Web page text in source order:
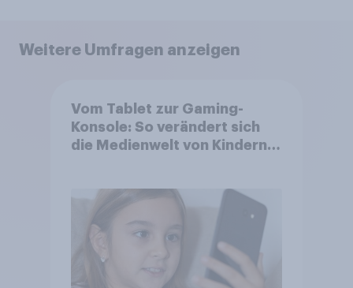
Weitere Umfragen anzeigen
Vom Tablet zur Gaming-
Konsole: So verändert sich
die Medienwelt von Kindern